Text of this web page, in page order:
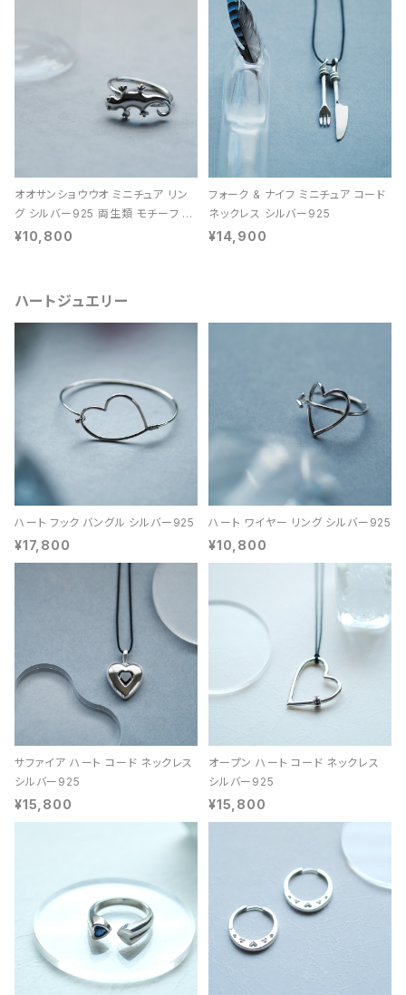
オオサンショウウオ ミニチュア リン
グ シルバー925 両生類 モチーフ レ
ディース ユニセックス
¥10,800
フォーク & ナイフ ミニチュア コード
ネックレス シルバー925
¥14,900
ハートジュエリー
ハート フック バングル シルバー925
¥17,800
ハート ワイヤー リング シルバー925
¥10,800
サファイア ハート コード ネックレス
シルバー925
¥15,800
オープン ハート コード ネックレス
シルバー925
¥15,800